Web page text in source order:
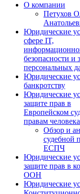
О компании
Петухов
Юридические
сфере IT,
безопасности и
персональных
Юридические
банкротству
Юридические
защите прав в
Европейском
правам
Обзор и
судебной
ЕСПЧ
Юридические
защите прав в
ООН
Юридические